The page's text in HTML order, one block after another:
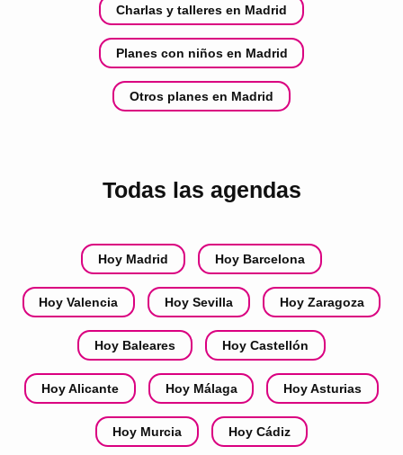
Charlas y talleres en Madrid
Planes con niños en Madrid
Otros planes en Madrid
Todas las agendas
Hoy Madrid Hoy Barcelona
Hoy Valencia Hoy Sevilla Hoy Zaragoza
Hoy Baleares Hoy Castellón
Hoy Alicante Hoy Málaga Hoy Asturias
Hoy Murcia Hoy Cádiz